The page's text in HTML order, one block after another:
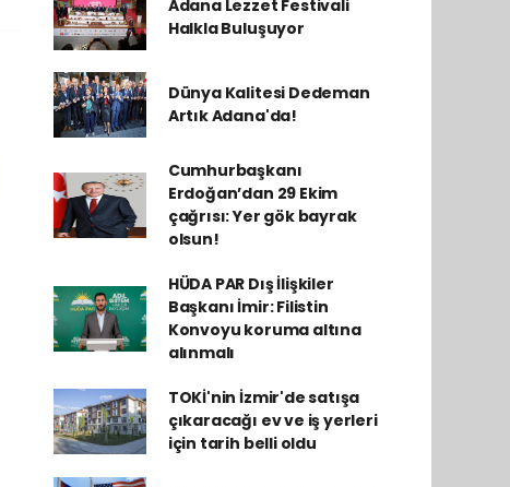
Adana Lezzet Festivali
Halkla Buluşuyor
Dünya Kalitesi Dedeman
Artık Adana'da!
Cumhurbaşkanı
Erdoğan’dan 29 Ekim
çağrısı: Yer gök bayrak
olsun!
HÜDA PAR Dış İlişkiler
Başkanı İmir: Filistin
Konvoyu koruma altına
alınmalı
TOKİ'nin İzmir'de satışa
çıkaracağı ev ve iş yerleri
için tarih belli oldu